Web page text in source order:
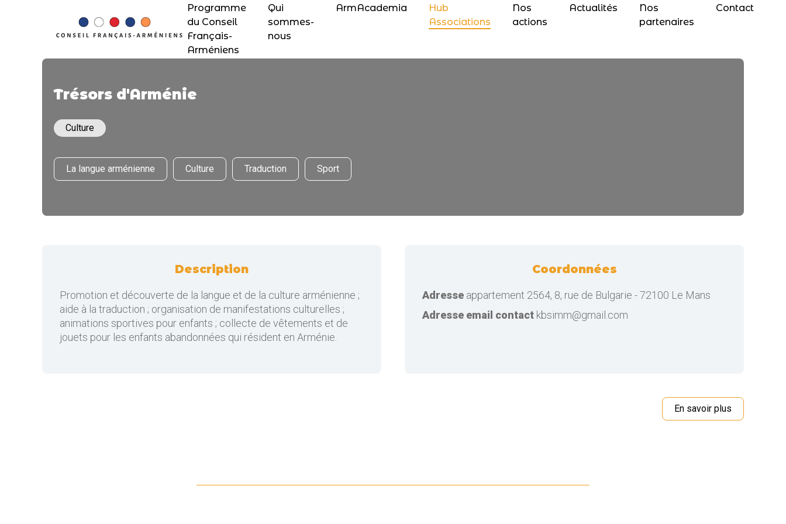
Programme
du Conseil
Français-
Arméniens
Qui
sommes-
nous
ArmAcademia
Hub
Associations
Nos
actions
Actualités
Nos
partenaires
Contact
Trésors d'Arménie
Culture
La langue arménienne Culture Traduction Sport
Description
Promotion et découverte de la langue et de la culture arménienne ;
aide à la traduction ; organisation de manifestations culturelles ;
animations sportives pour enfants ; collecte de vêtements et de
jouets pour les enfants abandonnées qui résident en Arménie.
Coordonnées
Adresse appartement 2564, 8, rue de Bulgarie - 72100 Le Mans
Adresse email contact kbsimm@gmail.com
En savoir plus